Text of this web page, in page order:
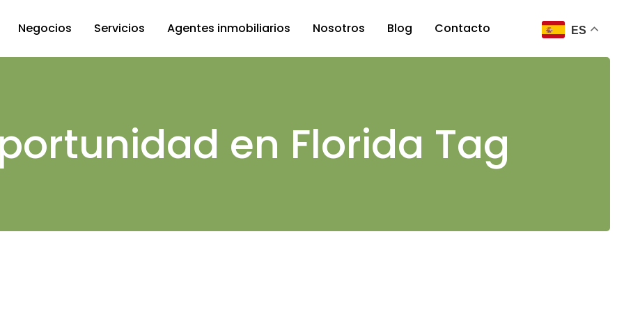
Negocios Servicios
Proceso de compra
Financiación
Agentes inmobiliarios Nosotros Blog Contacto
en Florida Tag
ES